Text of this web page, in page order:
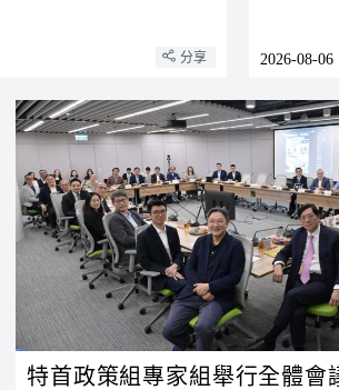
分享 2026-08-06
特首政策組專家組舉行全體會